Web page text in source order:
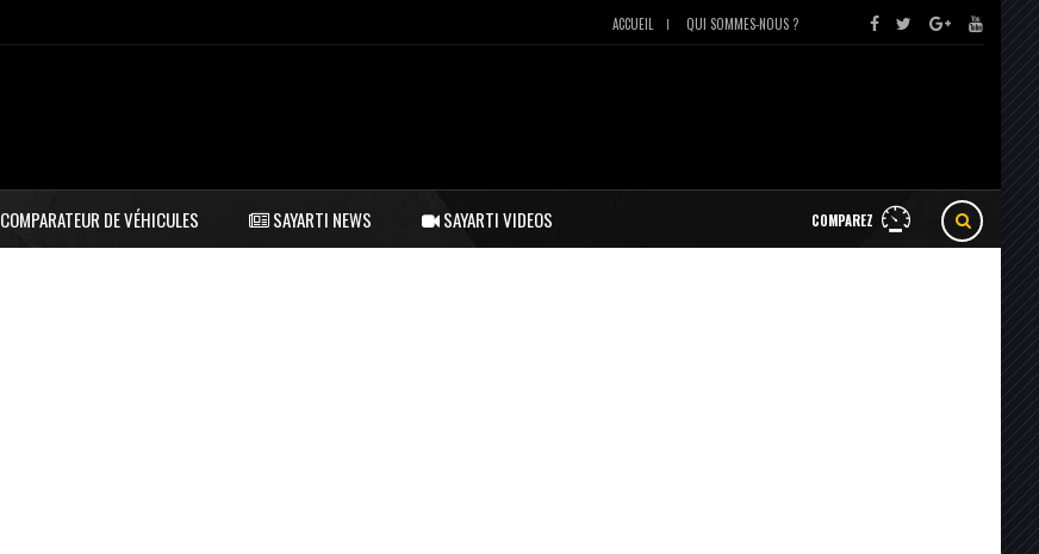
ACCUEIL QUI SOMMES-NOUS ?
COMPAREZ
COMPARATEUR DE VÉHICULES SAYARTI NEWS SAYARTI VIDEOS